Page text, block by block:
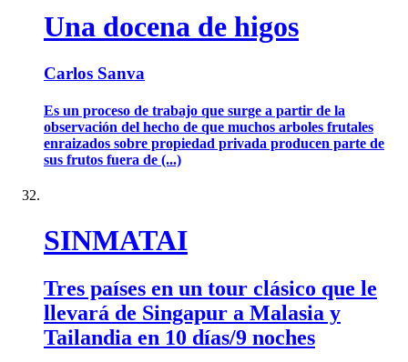
Una docena de higos
Carlos Sanva
Es un proceso de trabajo que surge a partir de la
observación del hecho de que muchos arboles frutales
enraizados sobre propiedad privada producen parte de
sus frutos fuera de (...)
SINMATAI
Tres países en un tour clásico que le
llevará de Singapur a Malasia y
Tailandia en 10 días/9 noches